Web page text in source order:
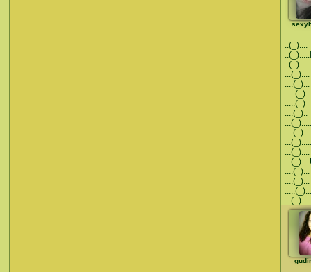
..(_)....
..(_).....
...(_)....
.....(_)
....(_)..
....(_)...
...(_)....
....(_)...
....(_)...
...(_)....